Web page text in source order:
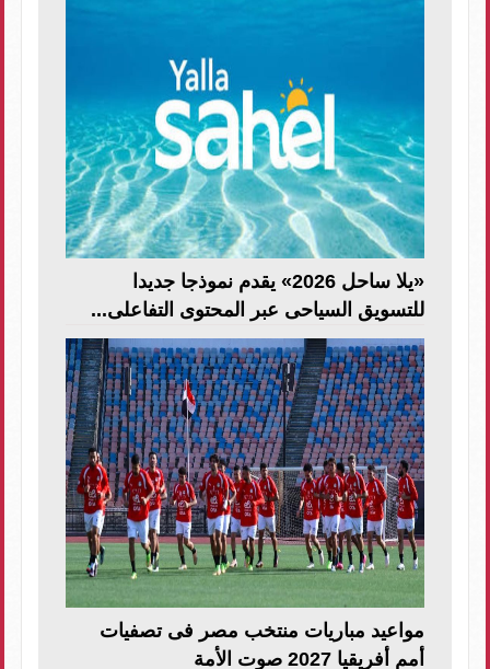
«يلا ساحل 2026» يقدم نموذجا جديدا
للتسويق السياحى عبر المحتوى التفاعلى...
مواعيد مباريات منتخب مصر فى تصفيات
أمم أفريقيا 2027 صوت الأمة